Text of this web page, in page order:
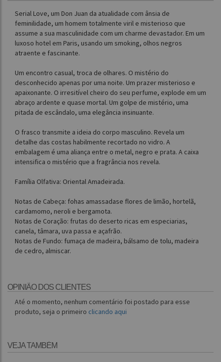
Serial Love, um Don Juan da atualidade com ânsia de
feminilidade, um homem totalmente viril e misterioso que
assume a sua masculinidade com um charme devastador. Em um
luxoso hotel em Paris, usando um smoking, olhos negros
atraente e fascinante.
Um encontro casual, troca de olhares. O mistério do
desconhecido apenas por uma noite. Um prazer misterioso e
apaixonante. O irresitível cheiro do seu perfume, explode em um
abraço ardente e quase mortal. Um golpe de mistério, uma
pitada de escândalo, uma elegância insinuante.
O frasco transmite a ideia do corpo masculino. Revela um
detalhe das costas habilmente recortado no vidro. A
embalagem é uma aliança entre o metal, negro e prata. A caixa
intensifica o mistério que a fragrância nos revela.
Família Olfativa: Oriental Amadeirada.
Notas de Cabeça: fohas amassadase flores de limão, hortelã,
cardamomo, neroli e bergamota.
Notas de Coração: frutas do deserto ricas em especiarias,
canela, tâmara, uva passa e açafrão.
Notas de Fundo: fumaça de madeira, bálsamo de tolu, madeira
de cedro, almiscar.
OPINIÃO DOS CLIENTES
Até o momento, nenhum comentário foi postado para esse
produto, seja o primeiro clicando aqui
VEJA TAMBÉM